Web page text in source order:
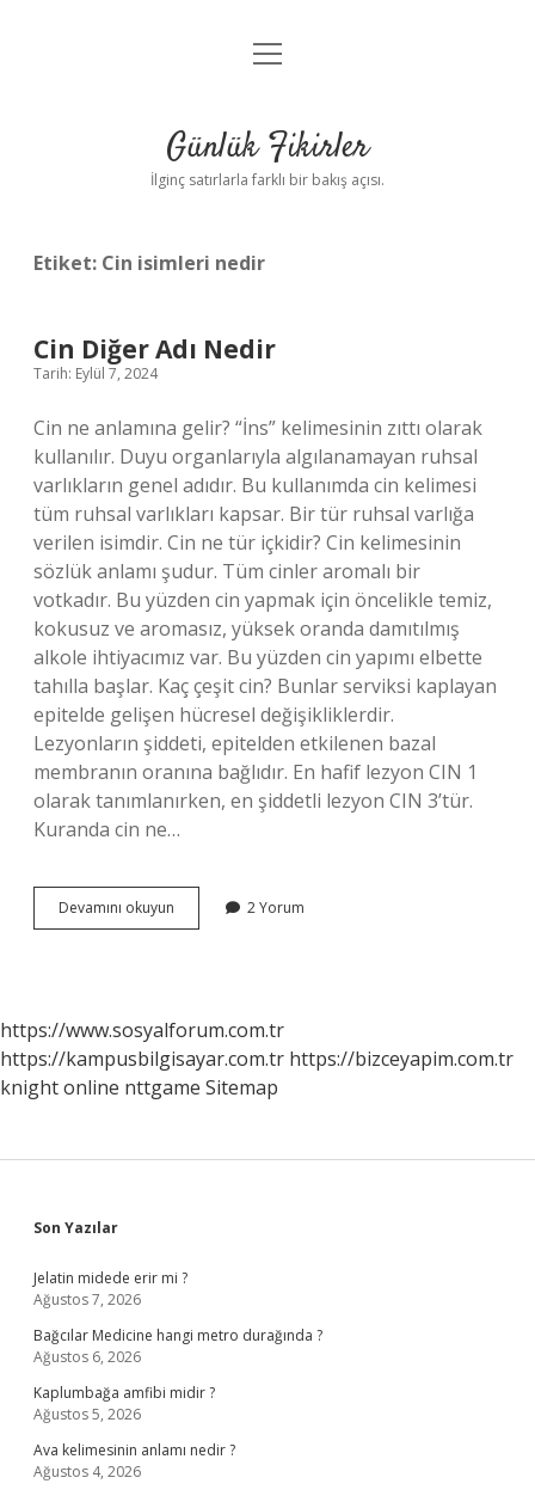
Anasayfa
Yasal Uyarı
menüyü
Günlük Fikirler
İlginç satırlarla farklı bir bakış açısı.
Etiket: Cin isimleri nedir
Cin Diğer Adı Nedir
Tarih: Eylül 7, 2024
Cin ne anlamına gelir? “İns” kelimesinin zıttı olarak
kullanılır. Duyu organlarıyla algılanamayan ruhsal
varlıkların genel adıdır. Bu kullanımda cin kelimesi
tüm ruhsal varlıkları kapsar. Bir tür ruhsal varlığa
verilen isimdir. Cin ne tür içkidir? Cin kelimesinin
sözlük anlamı şudur. Tüm cinler aromalı bir
votkadır. Bu yüzden cin yapmak için öncelikle temiz,
kokusuz ve aromasız, yüksek oranda damıtılmış
alkole ihtiyacımız var. Bu yüzden cin yapımı elbette
tahılla başlar. Kaç çeşit cin? Bunlar serviksi kaplayan
epitelde gelişen hücresel değişikliklerdir.
Lezyonların şiddeti, epitelden etkilenen bazal
membranın oranına bağlıdır. En hafif lezyon CIN 1
olarak tanımlanırken, en şiddetli lezyon CIN 3’tür.
Kuranda cin ne…
Devamını okuyun
Diğer
2 Yorum
https://www.sosyalforum.com.tr
https://kampusbilgisayar.com.tr https://bizceyapim.com.tr
knight online nttgame Sitemap
Sidebar
Son Yazılar
Jelatin midede erir mi ?
Ağustos 7, 2026
Bağcılar Medicine hangi metro durağında ?
Ağustos 6, 2026
Kaplumbağa amfibi midir ?
Ağustos 5, 2026
Ava kelimesinin anlamı nedir ?
Ağustos 4, 2026